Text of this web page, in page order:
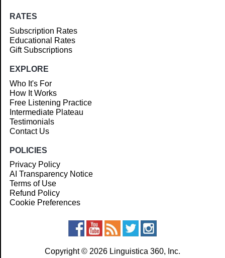
RATES
Subscription Rates
Educational Rates
Gift Subscriptions
EXPLORE
Who It's For
How It Works
Free Listening Practice
Intermediate Plateau
Testimonials
Contact Us
POLICIES
Privacy Policy
AI Transparency Notice
Terms of Use
Refund Policy
Cookie Preferences
Copyright © 2026 Linguistica 360, Inc.